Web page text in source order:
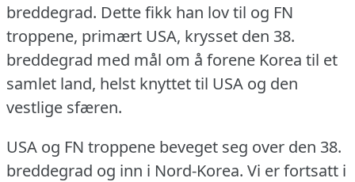
breddegrad. Dette fikk han lov til og FN
troppene, primært USA, krysset den 38.
breddegrad med mål om å forene Korea til et
samlet land, helst knyttet til USA og den
vestlige sfæren.
USA og FN troppene beveget seg over den 38.
breddegrad og inn i Nord-Korea. Vi er fortsatt i